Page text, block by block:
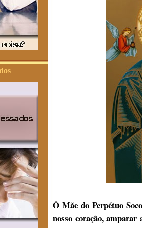
Ó Mãe do Perpétuo
nosso coração, amparar